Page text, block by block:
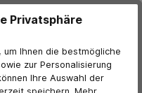
Privatsphäre
Ihnen die bestmögliche
zur Personalisierung
Ihre Auswahl der